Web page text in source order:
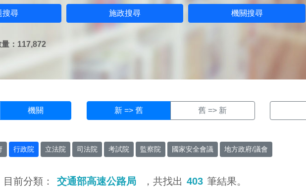
搜尋 施政搜尋 機關搜尋
：117,872
機關 新 => 舊 舊 => 新
行政院 立法院 司法院 考試院 監察院 國家安全會議 地方政府/議會
目前分類： 交通部高速公路局 ，共找出 403 筆結果。